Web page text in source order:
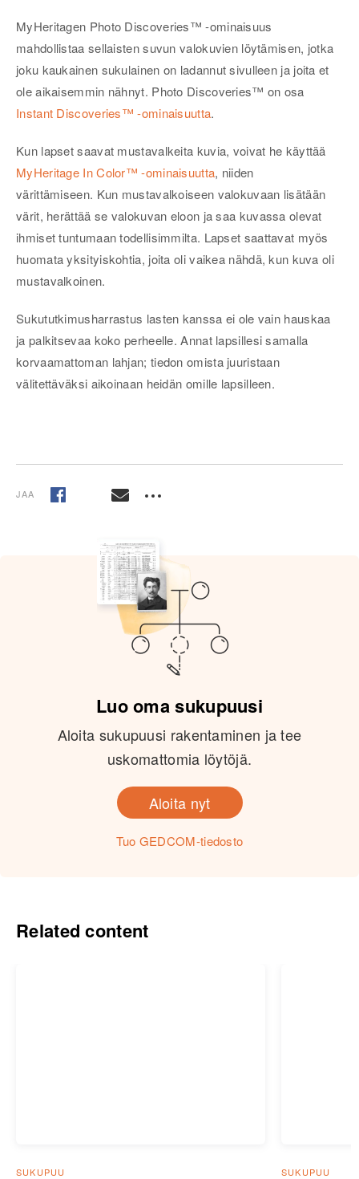
MyHeritagen Photo Discoveries™ -ominaisuus
mahdollistaa sellaisten suvun valokuvien löytämisen, jotka
joku kaukainen sukulainen on ladannut sivulleen ja joita et
ole aikaisemmin nähnyt. Photo Discoveries™ on osa
Instant Discoveries™ -ominaisuutta.
Kun lapset saavat mustavalkeita kuvia, voivat he käyttää
MyHeritage In Color™ -ominaisuutta, niiden
värittämiseen. Kun mustavalkoiseen valokuvaan lisätään
värit, herättää se valokuvan eloon ja saa kuvassa olevat
ihmiset tuntumaan todellisimmilta. Lapset saattavat myös
huomata yksityiskohtia, joita oli vaikea nähdä, kun kuva oli
mustavalkoinen.
Sukututkimusharrastus lasten kanssa ei ole vain hauskaa
ja palkitsevaa koko perheelle. Annat lapsillesi samalla
korvaamattoman lahjan; tiedon omista juuristaan
välitettäväksi aikoinaan heidän omille lapsilleen.
JAA
Luo oma sukupuusi
Aloita sukupuusi rakentaminen ja tee
uskomattomia löytöjä.
Tuo GEDCOM-tiedosto
Aloita nyt
Related content
SUKUPUU SUKUPUU